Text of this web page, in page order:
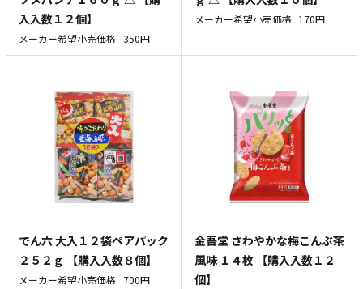
入入数１２個】
メーカー希望小売価格 350円
メーカー希望小売価格 170円
でん六 大入１２袋ペアパック
２５２ｇ 【購入入数８個】
メーカー希望小売価格 700円
金吾堂 さわやかな梅こんぶ茶
風味 １４枚 【購入入数１２
個】